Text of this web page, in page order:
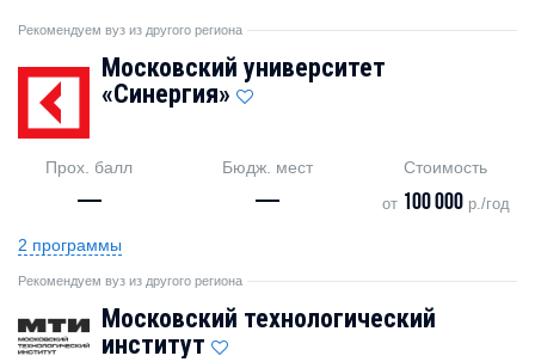
Рекомендуем вуз из другого региона
Московский университет
«Синергия»
Прох. балл
—
Бюдж. мест
—
Стоимость
от 100 000р./год
2 программы
Рекомендуем вуз из другого региона
Московский технологический
институт